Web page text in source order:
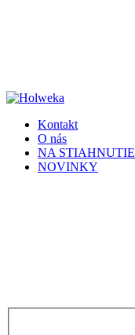
Kontakt
O nás
NA STIAHNUTIE
NOVINKY